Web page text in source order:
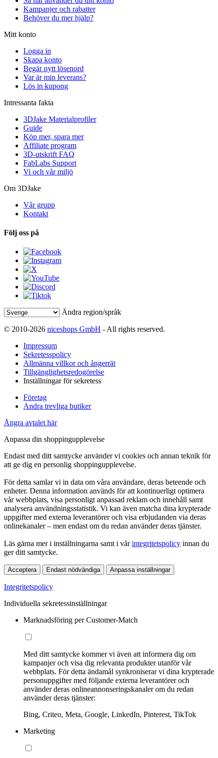
Kampanjer och rabatter
Behöver du mer hjälp?
Mitt konto
Logga in
Skapa konto
Begär nytt lösenord
Var är min leverans?
Lös in kupong
Intressanta fakta
3DJake Materialprofiler
Guide
Köp mer, spara mer
Affiliate program
3D-utskrift FAQ
FabLabs Support
Vi och vår miljö
Om 3DJake
Vår grupp
Kontakt
Följ oss på
Ändra region/språk
© 2010-2026 niceshops GmbH - All rights reserved.
Impressum
Sekretesspolicy
Allmänna villkor och ångerrät
Tillgänglighetsredogörelse
Inställningar för sekretess
Företag
Andra trevliga butiker
Ångra avtalet här
Anpassa din shoppingupplevelse
Endast med ditt samtycke använder vi cookies och annan teknik för
att ge dig en personlig shoppingupplevelse.
För detta samlar vi in data om våra användare, deras beteende och
enheter. Denna information används för att kontinuerligt optimera
vår webbplats, visa personligt anpassad reklam och innehåll samt
analysera användningsstatistik. Vi kan även matcha dina krypterade
uppgifter med externa leverantörer och visa erbjudanden via deras
onlinekanaler – men endast om du redan använder deras tjänster.
Läs gärna mer i inställningarna samt i vårintegritetspolicy innan du
ger ditt samtycke.
Acceptera Endast nödvändiga Anpassa inställningar
Integritetspolicy
Individuella sekretessinställningar
Marknadsföring per Customer-Match
Med ditt samtycke kommer vi även att informera dig om
kampanjer och visa dig relevanta produkter utanför vår
webbplats. För detta ändamål synkroniserar vi dina krypterade
personuppgifter med följande externa leverantörer och
använder deras onlineannonseringskanaler om du redan
använder deras tjänster:
Bing, Criteo, Meta, Google, LinkedIn, Pinterest, TikTok
Marketing